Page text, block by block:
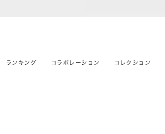
ランキング コラボレーション コレクション